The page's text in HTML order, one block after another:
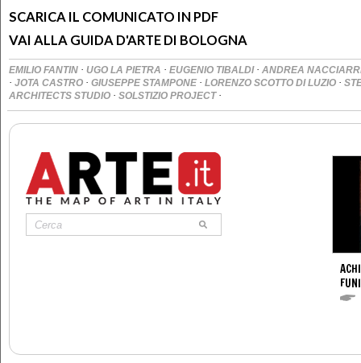
SCARICA IL COMUNICATO IN PDF
VAI ALLA GUIDA D'ARTE DI BOLOGNA
EMILIO FANTIN · UGO LA PIETRA · EUGENIO TIBALDI · ANDREA
· JOTA CASTRO · GIUSEPPE STAMPONE · LORENZO SCOTTO DI LUZIO ·
ARCHITECTS STUDIO · SOLSTIZIO PROJECT ·